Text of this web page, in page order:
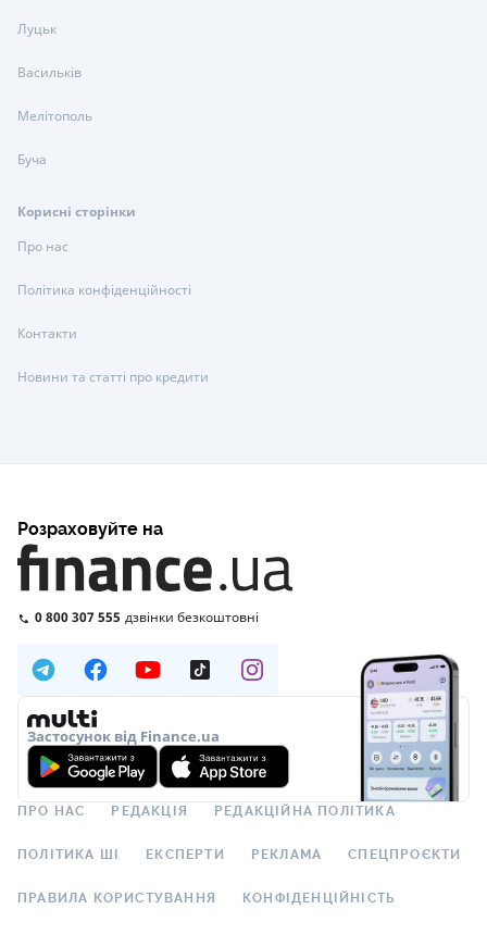
Луцьк
Васильків
Мелітополь
Буча
Корисні сторінки
Про нас
Політика конфіденційності
Контакти
Новини та статті про кредити
Розраховуйте на
0 800 307 555 дзвінки безкоштовні
Застосунок від Finance.ua
ПРО НАС РЕДАКЦІЯ РЕДАКЦІЙНА ПОЛІТИКА
ПОЛІТИКА ШІ ЕКСПЕРТИ РЕКЛАМА СПЕЦПРОЄКТИ
ПРАВИЛА КОРИСТУВАННЯ КОНФІДЕНЦІЙНІСТЬ